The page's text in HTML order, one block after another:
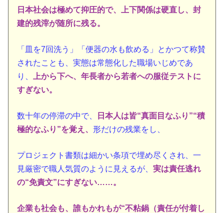
日本社会は極めて抑圧的で、上下関係は硬直し、封
建的残滓が随所に残る。
「皿を7回洗う」「便器の水も飲める」とかつて称賛
されたことも、実態は常態化した職場いじめであ
り、
上から下へ、年長者から若者への服従テストに
すぎない。
数十年の停滞の中で、
日本人は皆“真面目なふり”“積
極的なふり”を覚え、形だけの残業をし、
プロジェクト書類は細かい条項で埋め尽くされ、一
見厳密で職人気質のように見えるが、実は責任逃れ
の“免責文”にすぎない……。
企業も社会も、誰もかれもが“不粘鍋（責任が付着し